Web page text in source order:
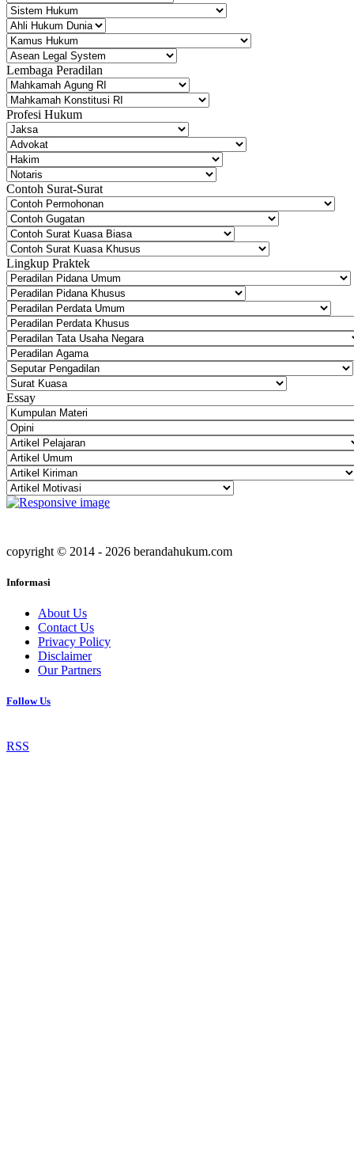
Lembaga Peradilan
Profesi Hukum
Contoh Surat-Surat
Lingkup Praktek
Essay
copyright © 2014 - 2026 berandahukum.com
Informasi
About Us
Contact Us
Privacy Policy
Disclaimer
Our Partners
Follow Us
RSS